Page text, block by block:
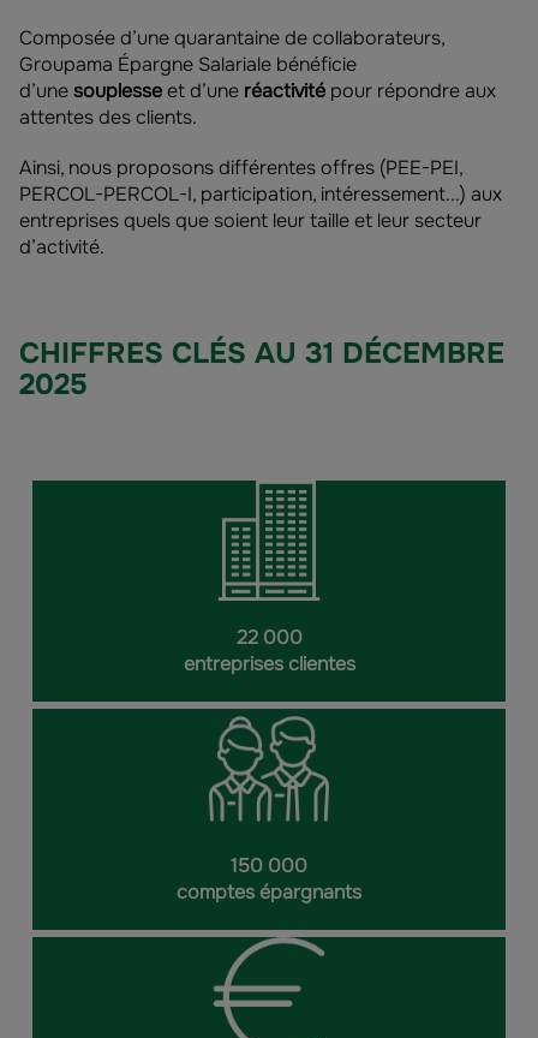
Composée d’une quarantaine de collaborateurs,
Groupama Épargne Salariale bénéficie
d’unesouplesseet d’une réactivité pour répondre aux
attentes des clients.
Ainsi, nous proposons différentes offres (PEE-PEI,
PERCOL-PERCOL-I, participation, intéressement...) aux
entreprises quels que soient leur taille et leur secteur
d’activité.
CHIFFRES CLÉS AU 31 DÉCEMBRE
2025
22 000
entreprises clientes
150 000
comptes épargnants